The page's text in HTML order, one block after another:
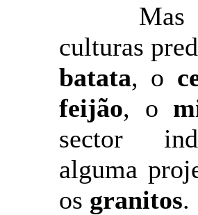
Mas
culturas
batata, o
feijão, o
sector
alguma
os granitos.